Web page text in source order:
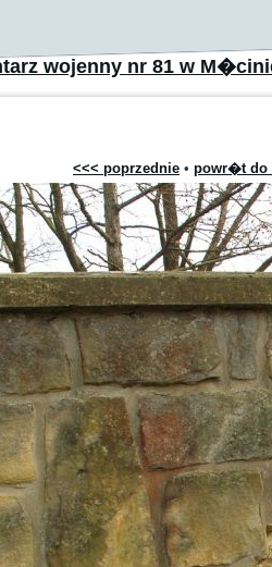
wojenny nr 81 w
<<< poprzednie • powr�t do